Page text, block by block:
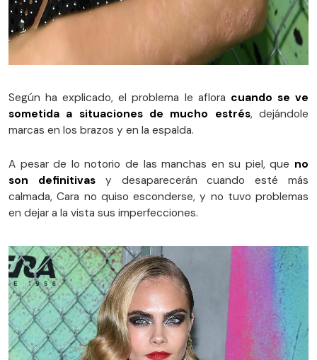
Según ha explicado, el problema le aflora cuando se ve
sometida a situaciones de mucho estrés, dejándole
marcas en los brazos y en la espalda.
A pesar de lo notorio de las manchas en su piel, que no
son definitivas y desaparecerán cuando esté más
calmada, Cara no quiso esconderse, y no tuvo problemas
en dejar a la vista sus imperfecciones.